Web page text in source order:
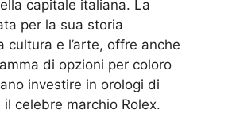
capitale italiana. La
per la sua storia
cultura e l’arte, offre anche
di opzioni per coloro
investire in orologi di
il celebre marchio Rolex.